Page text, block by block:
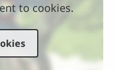
to cookies.